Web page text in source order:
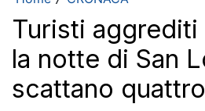
Turisti aggrediti
la notte di San
scattano